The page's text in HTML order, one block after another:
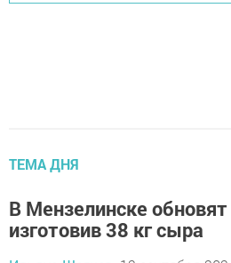
ТЕМА ДНЯ
В Мензелинске
изготовив 38 кг сыра